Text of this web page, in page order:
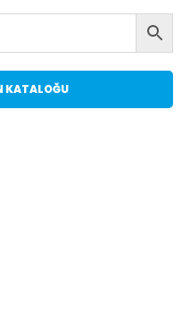
KATALOĞU